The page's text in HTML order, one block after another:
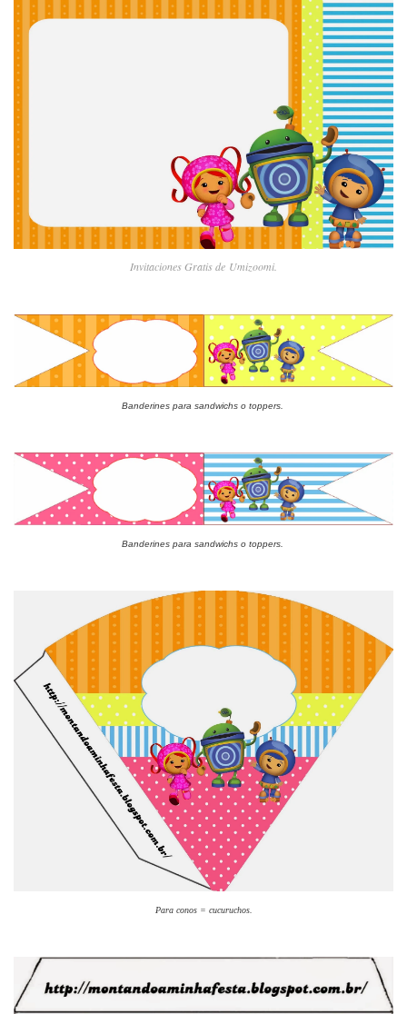
Invitaciones Gratis de Umizoomi.
Banderines para sandwichs o toppers.
Banderines para sandwichs o toppers.
Para conos = cucuruchos.